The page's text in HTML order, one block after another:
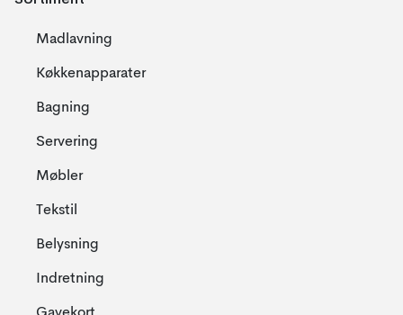
Madlavning
Køkkenapparater
Bagning
Servering
Møbler
Tekstil
Belysning
Indretning